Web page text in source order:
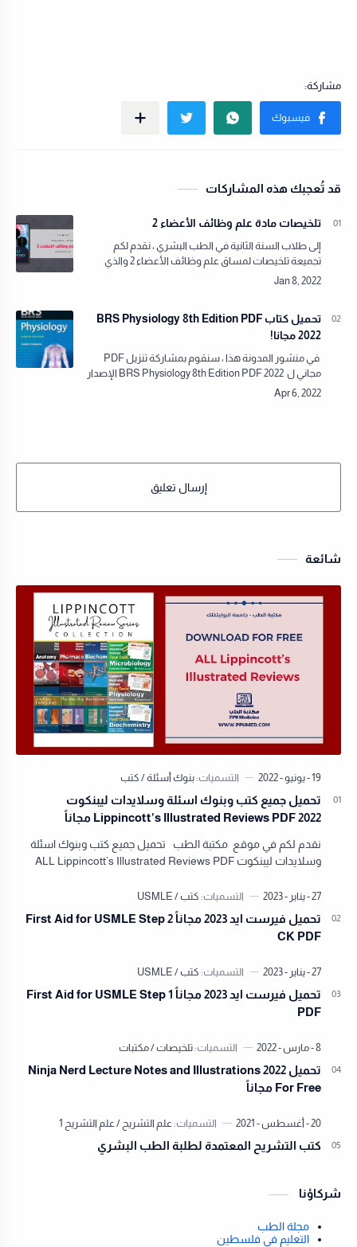
قد تُعجبك هذه المشاركات
تلخيصات مادة علم وظائف الأعضاء 2
إلى طلاب السنة الثانية في الطب البشري ، نقدم لكم
تجميعة تلخيصات لمساق علم وظائف الأعضاء 2 والذي
يعتبر أحد مواد التخصص الإجبارية التي تدرس عادة في
تحميل كتاب BRS Physiology 8th Edition PDF
2022 مجانا!
في منشور المدونة هذا ، سنقوم بمشاركة تنزيل PDF
مجاني ل BRS Physiology 8th Edition PDF 2022 الإصدار
ضمان عدم المساس…
إرسال تعليق
شائعة
تحميل جميع كتب وبنوك اسئلة وسلايدات ليبنكوت
Lippincott’s Illustrated Reviews PDF 2022 مجاناً
نقدم لكم في موقع مكتبة الطب تحميل جميع كتب وبنوك اسئلة
وسلايدات ليبنكوت ALL Lippincott’s Illustrated Reviews PDF
تحميل فيرست ايد 2023 مجاناً First Aid for USMLE Step 2
CK PDF
تحميل فيرست ايد 2023 مجاناً First Aid for USMLE Step 1
PDF
تحميل Ninja Nerd Lecture Notes and Illustrations 2022
For Free مجاناً
كتب التشريح المعتمدة لطلبة الطب البشري
شركاؤنا
مجلة الطب
التعليم في فلسطين